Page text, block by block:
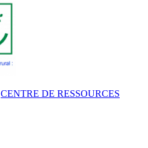
CENTRE DE RESSOURCES